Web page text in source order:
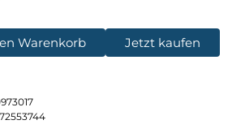
Warenkorb Jetzt kaufen